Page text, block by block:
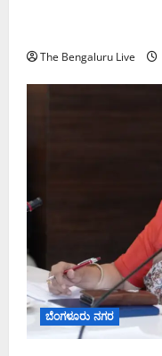
The Bengaluru Live
ಬೆಂಗಳೂರು ನಗರ